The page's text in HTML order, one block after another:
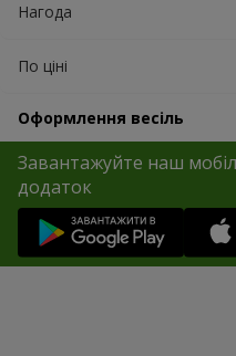
Нагода
По ціні
Оформлення весіль
Завантажуйте наш
додаток